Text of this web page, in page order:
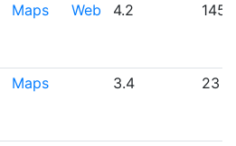
Maps Web 4.2 1455
Maps 3.4 23